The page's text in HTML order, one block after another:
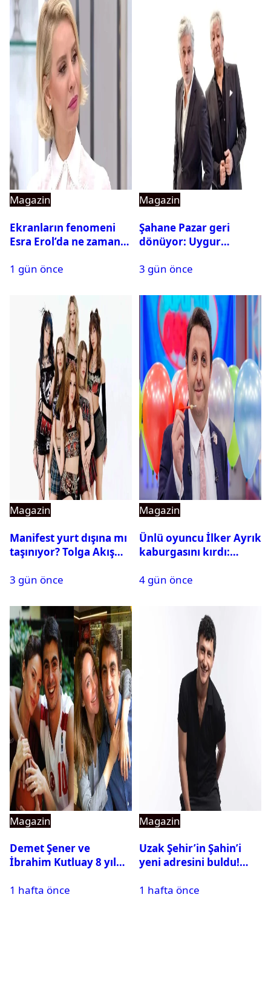
Magazin
Ekranların fenomeni
Esra Erol’da ne zaman
1 gün önce
Magazin
Şahane Pazar geri
dönüyor: Uygur
açıklama geldi
3 gün önce
Magazin
Manifest yurt dışına mı
taşınıyor? Tolga Akış
3 gün önce
Magazin
Ünlü oyuncu İlker Ayrık
kaburgasını kırdı:
4 gün önce
Magazin
Demet Şener ve
İbrahim Kutluay 8 yıl
Ailece Yunanistan
1 hafta önce
Magazin
Uzak Şehir’in Şahin’i
yeni adresini buldu!
rekortmeni dizide
1 hafta önce